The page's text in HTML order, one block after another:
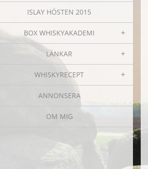
ISLAY HÖSTEN 2015
BOX WHISKYAKADEMI
LÄNKAR
WHISKYRECEPT
ANNONSERA
OM MIG